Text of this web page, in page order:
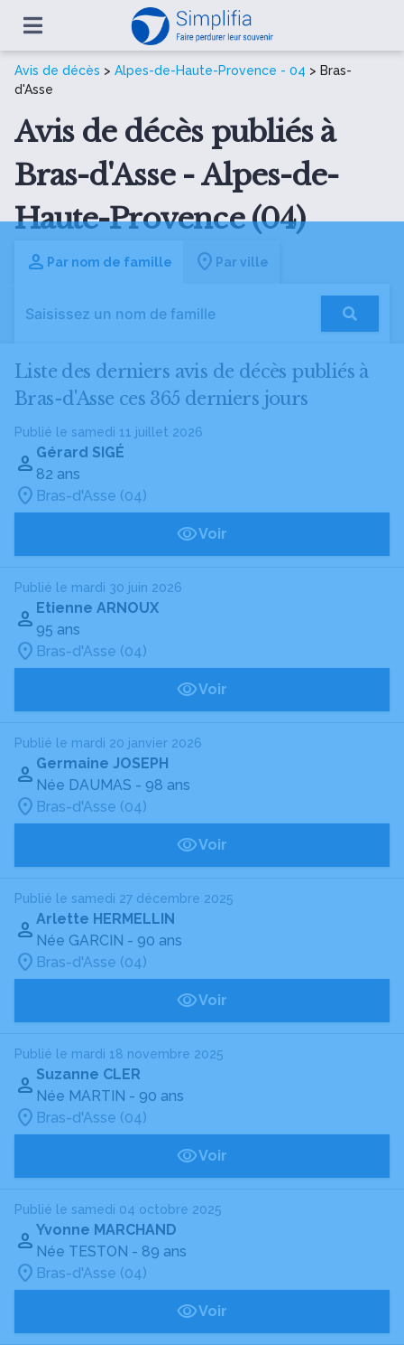
Avis de décès > Alpes-de-Haute-Provence - 04 > Bras-
d'Asse
Avis de décès publiés à
Bras-d'Asse - Alpes-de-
Haute-Provence (04)
Par nom de famille Par ville
Liste des derniers avis de décès publiés à
Bras-d'Asse ces 365 derniers jours
Publié le samedi 11 juillet 2026
Gérard SIGÉ
82 ans
Bras-d'Asse (04)
Voir
Publié le mardi 30 juin 2026
Etienne ARNOUX
95 ans
Bras-d'Asse (04)
Voir
Publié le mardi 20 janvier 2026
Germaine JOSEPH
Née DAUMAS - 98 ans
Bras-d'Asse (04)
Voir
Publié le samedi 27 décembre 2025
Arlette HERMELLIN
Née GARCIN - 90 ans
Bras-d'Asse (04)
Voir
Publié le mardi 18 novembre 2025
Suzanne CLER
Née MARTIN - 90 ans
Bras-d'Asse (04)
Voir
Publié le samedi 04 octobre 2025
Yvonne MARCHAND
Née TESTON - 89 ans
Bras-d'Asse (04)
Voir